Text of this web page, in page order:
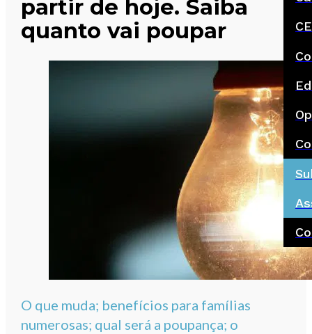
partir de hoje. Saiba
quanto vai poupar
O que muda; benefícios para famílias
numerosas; qual será a poupança; o